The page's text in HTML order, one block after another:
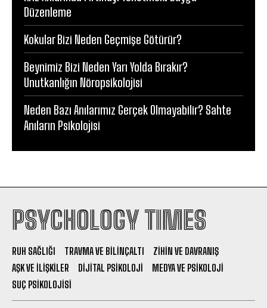
Düzenleme
Kokular Bizi Neden Geçmişe Götürür?
Beynimiz Bizi Neden Yarı Yolda Bırakır?
Unutkanlığın Nöropsikolojisi
Neden Bazı Anılarımız Gerçek Olmayabilir? Sahte
Anıların Psikolojisi
PSYCHOLOGY TIMES
RUH SAĞLIĞI TRAVMA VE BILINÇALTI
ZIHIN VE DAVRANIŞ
AŞK VE İLIŞKILER
DIJITAL PSIKOLOJI
MEDYA VE PSIKOLOJI
SUÇ PSIKOLOJISI